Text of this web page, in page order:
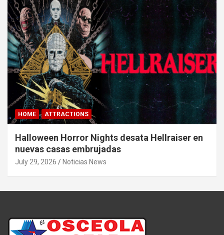
HOME ATTRACTIONS
Halloween Horror Nights desata Hellraiser en
nuevas casas embrujadas
July 29, 2026 Noticias News